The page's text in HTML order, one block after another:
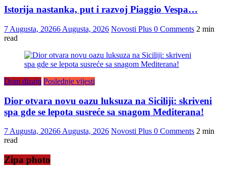
Istorija nastanka, put i razvoj Piaggio Vespa…
7 Augusta, 20266 Augusta, 2026 Novosti Plus 0 Comments 2 min
read
Dom dizajn Poslednje vijesti
Dior otvara novu oazu luksuza na Siciliji: skriveni
spa gde se lepota susreće sa snagom Mediterana!
7 Augusta, 20266 Augusta, 2026 Novosti Plus 0 Comments 2 min
read
Zipa photo